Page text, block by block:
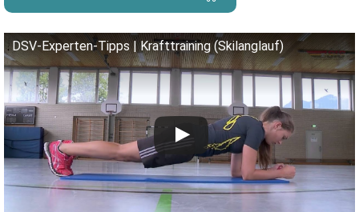
DSV-Experten-Tipps | Krafttraining (Skilanglauf)